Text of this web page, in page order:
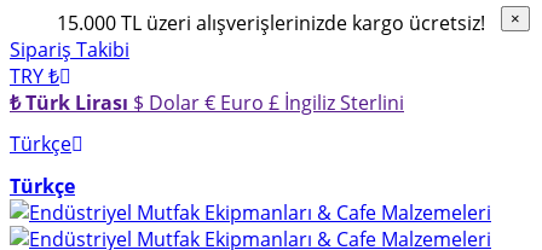
15.000 TL üzeri alışverişlerinizde kargo ücretsiz!
Sipariş Takibi
TRY ₺
₺ Türk Lirası $ Dolar€ Euro £ İngiliz Sterlini
Türkçe
Türkçe
×
×